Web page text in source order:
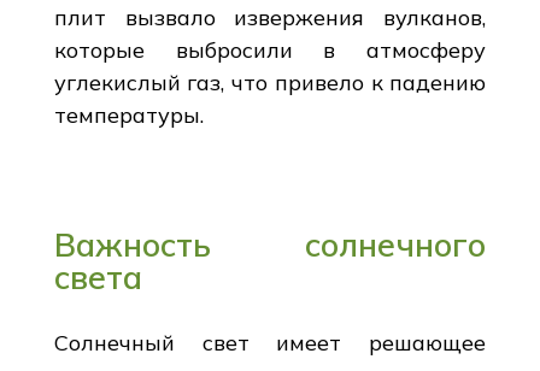
плит вызвало извержения вулканов,
которые выбросили в атмосферу
углекислый газ, что привело к падению
температуры.
Важность солнечного
света
Солнечный свет имеет решающее